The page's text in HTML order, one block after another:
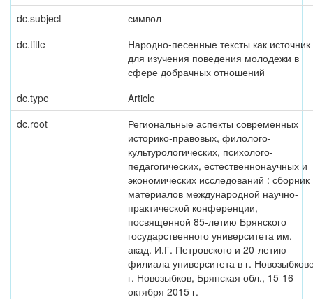
dc.subject
символ
dc.title
Народно-песенные тексты как источник
для изучения поведения молодежи в
сфере добрачных отношений
dc.type
Article
dc.root
Региональные аспекты современных
историко-правовых, филолого-
культурологических, психолого-
педагогических, естественнонаучных и
экономических исследований : сборник
материалов международной научно-
практической конференции,
посвященной 85-летию Брянского
государственного университета им.
акад. И.Г. Петровского и 20-летию
филиала университета в г.
г. Новозыбков, Брянская обл., 15-16
октября 2015 г.